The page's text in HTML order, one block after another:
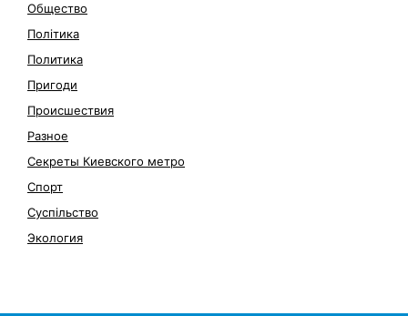
Общество
Політика
Политика
Пригоди
Происшествия
Разное
Секреты Киевского метро
Спорт
Суспільство
Экология